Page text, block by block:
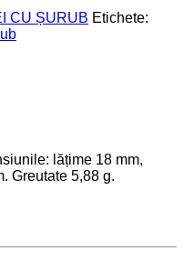
CU ȘURUB Etichete:
lățime 18 mm,
Greutate 5,88 g.